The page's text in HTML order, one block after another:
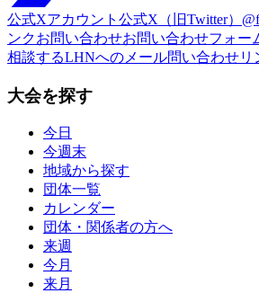
公式Xアカウント 公式X（旧Twitter）
ンクお問い合わせお問い合わせフォー
相談するLHNへのメール問い合わせリ
大会を探す
今日
今週末
地域から探す
団体一覧
カレンダー
団体・関係者の方へ
来週
今月
来月